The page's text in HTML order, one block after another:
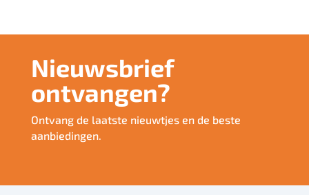
Nieuwsbrief
ontvangen?
Ontvang de laatste nieuwtjes en de beste
aanbiedingen.